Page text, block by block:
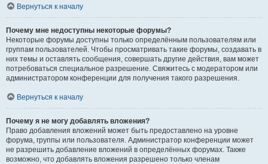
Вернуться к началу
Почему мне недоступны некоторые форумы?
Некоторые форумы доступны только определённым пользователям или
группам пользователей. Чтобы просматривать такие форумы, создавать в
них темы и оставлять сообщения, совершать другие действия, вам может
потребоваться специальное разрешение. Свяжитесь с модератором или
администратором конференции для получения такого разрешения.
Вернуться к началу
Почему я не могу добавлять вложения?
Право добавления вложений может быть предоставлено на уровне
форума, группы или пользователя. Администратор конференции может
не разрешить добавление вложений в определённых форумах. Также
возможно, что добавлять вложения разрешено только членам